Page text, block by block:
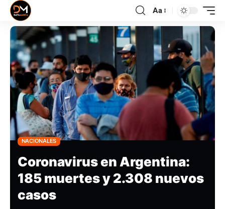
Aa
NACIONALES
Coronavirus en Argentina:
185 muertes y 2.308 nuevos
casos